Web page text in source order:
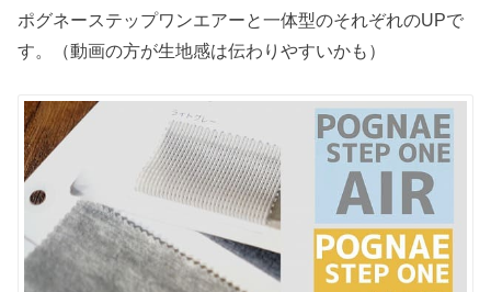
ポグネーステップワンエアーと一体型のそれぞれのUPで
す。（動画の方が生地感は伝わりやすいかも）